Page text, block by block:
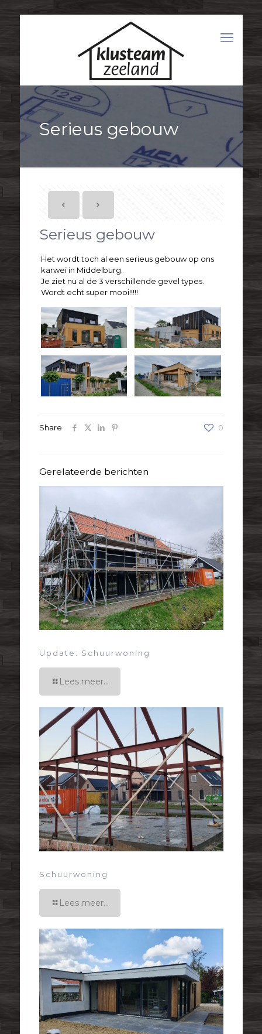
Serieus gebouw
Serieus gebouw
Het wordt toch al een serieus gebouw op ons
karwei in Middelburg.
Je ziet nu al de 3 verschillende gevel types.
Wordt echt super mooi!!!!!
Share 0
Gerelateerde berichten
Update: Schuurwoning
Lees meer...
Schuurwoning
Lees meer...